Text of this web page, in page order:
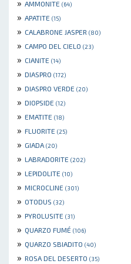
» AMMONITE (64)
» APATITE (15)
» CALABRONE JASPER (80)
» CAMPO DEL CIELO (23)
» CIANITE (14)
» DIASPRO (172)
» DIASPRO VERDE (20)
» DIOPSIDE (12)
» EMATITE (18)
» FLUORITE (25)
» GIADA (20)
» LABRADORITE (202)
» LEPIDOLITE (10)
» MICROCLINE (301)
» OTODUS (32)
» PYROLUSITE (31)
» QUARZO FUMÉ (106)
» QUARZO SBIADITO (40)
» ROSA DEL DESERTO (35)